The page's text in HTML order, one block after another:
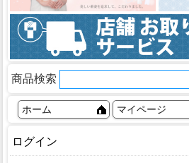
商品検索
ホーム マイページ
ログイン